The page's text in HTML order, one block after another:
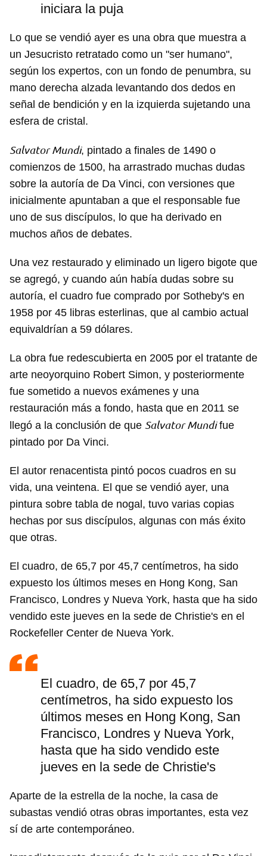
iniciara la puja
Lo que se vendió ayer es una obra que muestra a
un Jesucristo retratado como un "ser humano",
según los expertos, con un fondo de penumbra, su
mano derecha alzada levantando dos dedos en
señal de bendición y en la izquierda sujetando una
esfera de cristal.
Salvator Mundi, pintado a finales de 1490 o
comienzos de 1500, ha arrastrado muchas dudas
sobre la autoría de Da Vinci, con versiones que
inicialmente apuntaban a que el responsable fue
uno de sus discípulos, lo que ha derivado en
muchos años de debates.
Una vez restaurado y eliminado un ligero bigote que
se agregó, y cuando aún había dudas sobre su
autoría, el cuadro fue comprado por Sotheby's en
1958 por 45 libras esterlinas, que al cambio actual
equivaldrían a 59 dólares.
La obra fue redescubierta en 2005 por el tratante de
arte neoyorquino Robert Simon, y posteriormente
fue sometido a nuevos exámenes y una
restauración más a fondo, hasta que en 2011 se
llegó a la conclusión de que Salvator Mundifue
pintado por Da Vinci.
El autor renacentista pintó pocos cuadros en su
vida, una veintena. El que se vendió ayer, una
pintura sobre tabla de nogal, tuvo varias copias
hechas por sus discípulos, algunas con más éxito
que otras.
El cuadro, de 65,7 por 45,7 centímetros, ha sido
expuesto los últimos meses en Hong Kong, San
Francisco, Londres y Nueva York, hasta que ha sido
vendido este jueves en la sede de Christie's en el
Rockefeller Center de Nueva York.
El cuadro, de 65,7 por 45,7
centímetros, ha sido expuesto los
últimos meses en Hong Kong, San
Francisco, Londres y Nueva York,
hasta que ha sido vendido este
jueves en la sede de Christie's
Aparte de la estrella de la noche, la casa de
subastas vendió otras obras importantes, esta vez
sí de arte contemporáneo.